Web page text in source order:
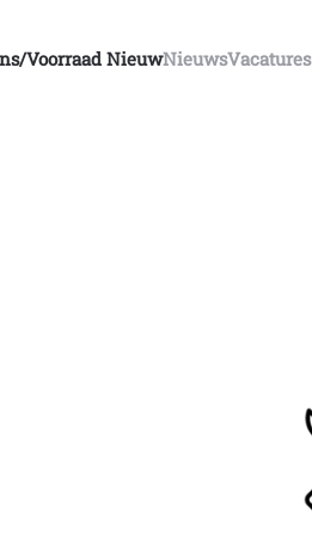
voorraad NieuwNieuwsVacatures